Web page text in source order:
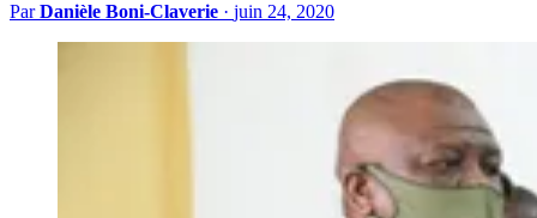
ParDanièle Boni-Claverie · juin 24, 2020